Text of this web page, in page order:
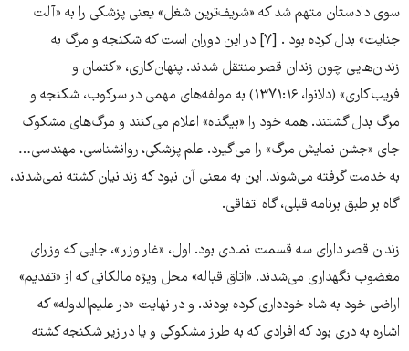
سوی دادستان متهم شد که «شریف‌ترین شغل» یعنی پزشکی را به «آلت
جنایت» بدل کرده بود . [۷] در این دوران است که شکنجه و مرگ به
زندان‌هایی چون زندان قصر منتقل شدند. پنهان‌کاری، «کتمان و
فریب‌کاری» (دلانوا، ۱۳۷۱:۱۶) به مولفه‌‌های مهمی در سرکوب، شکنجه و
مرگ بدل گشتند. همه خود را «بیگناه» اعلام می‌کنند و مرگ‌های مشکوک
جای «جشن نمایش مرگ» را می‌گیرد. علم پزشکی، روانشناسی، مهندسی…
به خدمت گرفته می‌شوند. این به معنی آن نبود که زندانیان کشته نمی‌شدند،
گاه بر طبق برنامه قبلی، گاه اتفاقی.
زندان قصر دارای سه قسمت نمادی بود. اول، «غار وزرا»، جایی که وزرای
مغضوب نگهداری می‌شدند. «اتاق قباله» محل ویژه مالکانی که از «تقدیم»
اراضی خود به شاه خودداری کرده بودند. و در نهایت «در علیم‌الدوله» که
اشاره به دری بود که افرادی که به طرز مشکوکی و یا در زیر شکنجه کشته